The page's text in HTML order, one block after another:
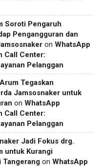
Soroti Pengaruh
Pengangguran dan
on WhatsApp
Call Center:
Pelanggan
Tegaskan
Jamsosnaker untuk
on WhatsApp
Call Center:
Pelanggan
Jadi Fokus drg.
untuk Kurangi
Tangerang on WhatsApp